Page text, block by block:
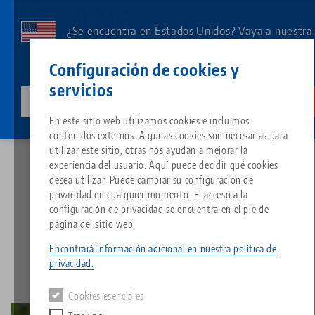
Configuración de cookies y
servicios
En este sitio web utilizamos cookies e incluimos
contenidos externos. Algunas cookies son necesarias para
utilizar este sitio, otras nos ayudan a mejorar la
experiencia del usuario. Aquí puede decidir qué cookies
desea utilizar. Puede cambiar su configuración de
privacidad en cualquier momento. El acceso a la
configuración de privacidad se encuentra en el pie de
página del sitio web.
Encontrará información adicional en nuestra política de
privacidad.
Cookies esenciales
contenido
¿Se encuentra en Estados Unidos? Vaya a nuestra
de su país.
Todo de una sola fuente
Sistema de sujeción de punto
Portapiezas
Grupo de
Tipos de productos
Resumen de productos
Acerca de LANG
Filosofía
Innovaciones
Descargas
FAQ
Solicitud de catálogo
Blog
Noticias
Eventos
Productos correspondientes
Lo sentimos. No hemos podido encontrar ningún resultado.
Ir a la página del producto
Search
Descargas
Breadcrumb
¡Feliz Pascua HAUBEX!
11.04.2022 — comunicados de prensa
Volver a las novedades